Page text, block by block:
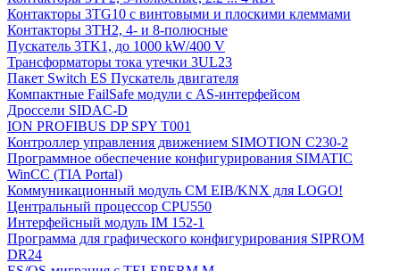
Контакторы 3TG10 c винтовыми и плоскими клеммами
Контакторы 3TH2, 4- и 8-полюсные
Пускатель 3TK1, до 1000 kW/400 V
Трансформаторы тока утечки 3UL23
Пакет Switch ES Пускатель двигателя
Компактные FailSafe модули с AS-интерфейсом
Дроссели SIDAC-D
ION PROFIBUS DP SPY T001
Контроллер управления движением SIMOTION C230-2
Программное обеспечение конфигурирования SIMATIC
WinCC (TIA Portal)
Коммуникационный модуль CM EIB/KNX для LOGO!
Центральный процессор CPU550
Интерфейсный модуль IM 152-1
Программа для графического конфигурирования SIPROM
DR24